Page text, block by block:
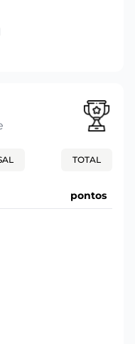
TOTAL
pontos